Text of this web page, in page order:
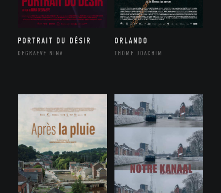
PORTRAIT DU DÉSIR
DEGRAEVE NINA
ORLANDO
THÔME JOACHIM